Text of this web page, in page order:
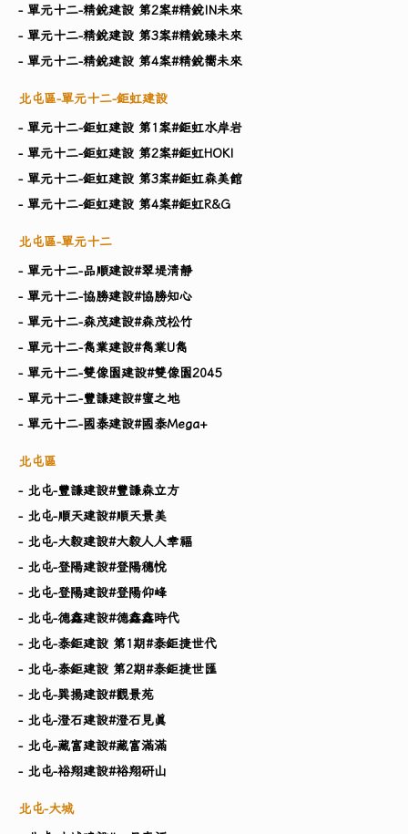
- 單元十二-精銳建設 第2案#精銳IN未來
- 單元十二-精銳建設 第3案#精銳臻未來
- 單元十二-精銳建設 第4案#精銳嚮未來
北屯區-單元十二-鉅虹建設
- 單元十二-鉅虹建設 第1案#鉅虹水岸岩
- 單元十二-鉅虹建設 第2案#鉅虹HOKI
- 單元十二-鉅虹建設 第3案#鉅虹森美館
- 單元十二-鉅虹建設 第4案#鉅虹R&G
北屯區-單元十二
- 單元十二-品順建設#翠堤清靜
- 單元十二-協勝建設#協勝知心
- 單元十二-森茂建設#森茂松竹
- 單元十二-雋業建設#雋業U雋
- 單元十二-雙像園建設#雙像園2045
- 單元十二-豐謙建設#蜜之地
- 單元十二-國泰建設#國泰Mega+
北屯區
- 北屯-豐謙建設#豐謙森立方
- 北屯-順天建設#順天景美
- 北屯-大毅建設#大毅人人幸福
- 北屯-登陽建設#登陽穗悅
- 北屯-登陽建設#登陽仰峰
- 北屯-德鑫建設#德鑫鑫時代
- 北屯-泰鉅建設 第1期#泰鉅捷世代
- 北屯-泰鉅建設 第2期#泰鉅捷世匯
- 北屯-巽揚建設#觀景苑
- 北屯-澄石建設#澄石見真
- 北屯-藏富建設#藏富滿滿
- 北屯-裕翔建設#裕翔研山
北屯-大城